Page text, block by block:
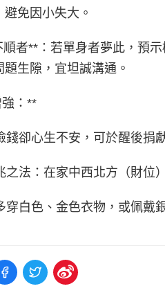
免因小失大。
者**：若單身者夢此，預
題生隙，宜坦誠溝通。
：**
錢卻心生不安，可於醒後捐
之法：在家中西北方（財位
穿白色、金色衣物，或佩戴